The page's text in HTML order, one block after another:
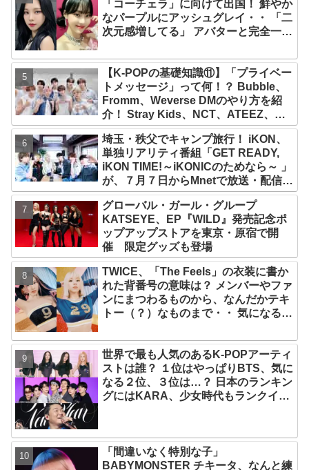
「コーチェラ」に向けて出国！ 鮮やか
なパープルにアッシュグレイ・・ 「二
次元感増してる」 アバターと完全一致
【K-POPの基礎知識⑪】「プライベー
トメッセージ」って何！？ Bubble、
Fromm、Weverse DMのやり方を紹
介！ Stray Kids、NCT、ATEEZ、
IVE、aespa、＆TEAM…推しと直接
チャットができる
埼玉・秩父でキャンプ旅行！ iKON、
単独リアリティ番組「GET READY,
iKON TIME!～iKONICのためなら～ 」
が、７月７日からMnetで放送・配信ス
タート
グローバル・ガール・グループ
KATSEYE、EP『WILD』発売記念ポ
ップアップストアを東京・原宿で開
催 限定グッズも登場
TWICE、「The Feels」の衣装に書か
れた背番号の意味は？ メンバーやファ
ンにまつわるものから、なんだかテキ
トー（？）なものまで・・ 気になるそ
世界で最も人気のあるK-POPアーティ
ストは誰？ １位はやっぱりBTS、気に
なる２位、３位は…？ 日本のランキン
グにはKARA、少女時代もランクイ
「間違いなく特別な子」
BABYMONSTER チキータ、なんと練